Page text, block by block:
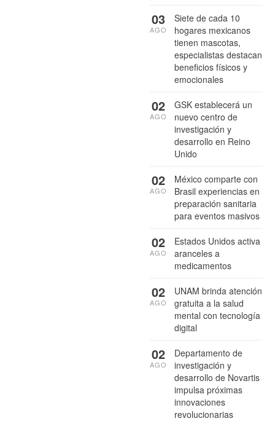
Siete de cada 10
hogares mexicanos
tienen mascotas,
especialistas destacan
beneficios físicos y
emocionales
03
AGO
GSK establecerá un
nuevo centro de
investigación y
desarrollo en Reino
Unido
02
AGO
México comparte con
Brasil experiencias en
preparación sanitaria
para eventos masivos
02
AGO
Estados Unidos activa
aranceles a
medicamentos
02
AGO
UNAM brinda atención
gratuita a la salud
mental con tecnología
digital
02
AGO
Departamento de
investigación y
desarrollo de Novartis
impulsa próximas
innovaciones
revolucionarias
02
AGO